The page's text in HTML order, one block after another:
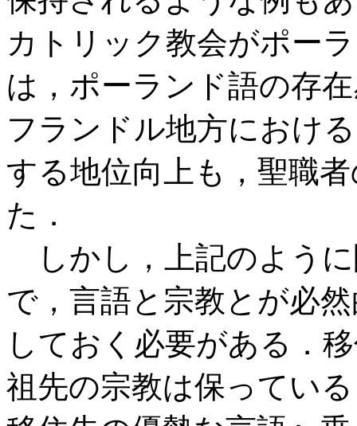
カトリック教会がポー
は，ポーランド語の存
フランドル地方におけ
する地位向上も，聖職
た．
しかし，上記のよう
で，言語と宗教とが必
しておく必要がある．
祖先の宗教は保ってい